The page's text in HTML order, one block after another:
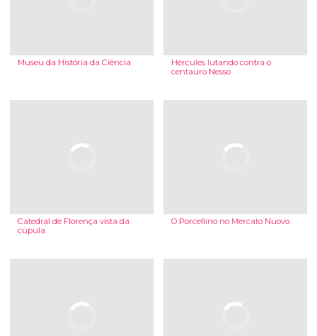
Museu da História da Ciência
Hércules lutando contra o
centauro Nesso
Catedral de Florença vista da
cúpula
O Porcellino no Mercato Nuovo